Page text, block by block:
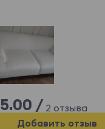
5.00 / 2 отзыва
Добавить отзыв